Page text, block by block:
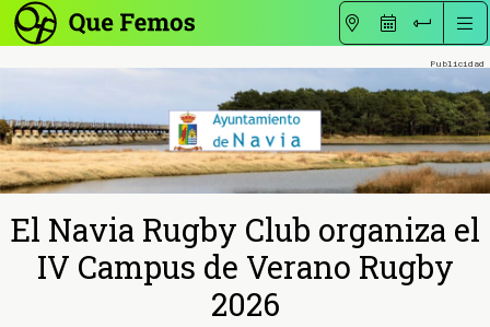
El Navia Rugby Club organiza el
IV Campus de Verano Rugby
2026